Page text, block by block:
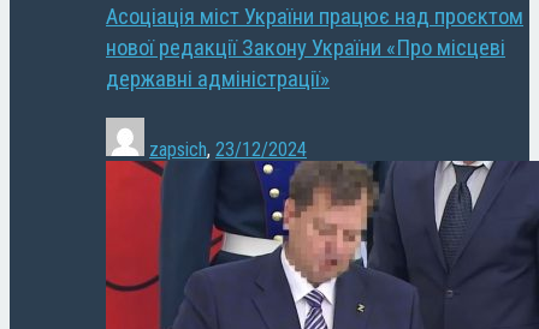
Асоціація міст України працює над проєктом
нової редакції Закону України «Про місцеві
державні адміністрації»
zapsich, 23/12/2024